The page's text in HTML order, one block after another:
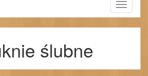
Toggle
ślubne